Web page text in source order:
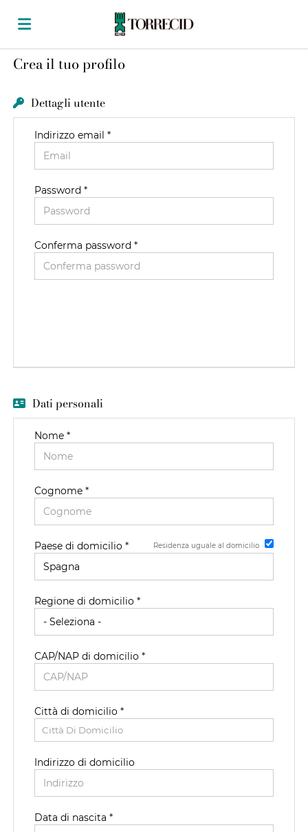
Home
Offerte
di
lavoro
Carica
il
CV
Login
Lingua
IT
DE
ES
PT
Crea il tuo profilo
Dettagli utente
Indirizzo email *
Password *
Conferma password *
Dati personali
Nome *
Cognome *
Paese di domicilio * Residenza uguale al domicilio
Regione di domicilio *
CAP/NAP di domicilio *
Città di domicilio *
Città Di Domicilio
Indirizzo di domicilio
Data di nascita *